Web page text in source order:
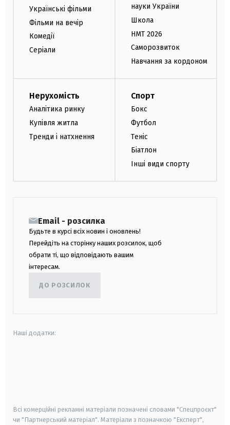
Українські фільми
Фільми на вечір
Комедії
Серіали
науки України
Школа
НМТ 2026
Саморозвиток
Навчання за кордоном
Нерухомість
Аналітика ринку
Купівля житла
Тренди і натхнення
Спорт
Бокс
Футбол
Теніс
Біатлон
Інші види спорту
Email - розсилка
Будьте в курсі всіх новин і оновлень!
Перейдіть на сторінку наших розсилок, щоб
обрати ті, що відповідають вашим
інтересам.
ДО РОЗСИЛОК
Наші додатки:
Всі комерційні рекламні матеріали позначені словами "Спецпроєкт"
чи "Партнерський матеріал". Матеріали з позначкою "Експерт",